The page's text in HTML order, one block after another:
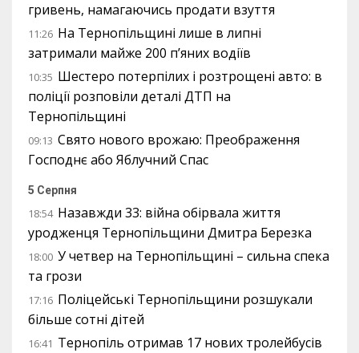
гривень, намагаючись продати взуття
11:26 На Тернопільщині лише в липні
затримали майже 200 п’яних водіїв
10:35 Шестеро потерпілих і розтрощені авто: в
поліції розповіли деталі ДТП на
Тернопільщині
09:13 Свято нового врожаю: Преображення
Господнє або Яблучний Спас
5 Серпня
18:54 Назавжди 33: війна обірвала життя
уродженця Тернопільщини Дмитра Березка
18:00 У четвер на Тернопільщині – сильна спека
та грози
17:16 Поліцейські Тернопільщини розшукали
більше сотні дітей
16:41 Тернопіль отримав 17 нових тролейбусів